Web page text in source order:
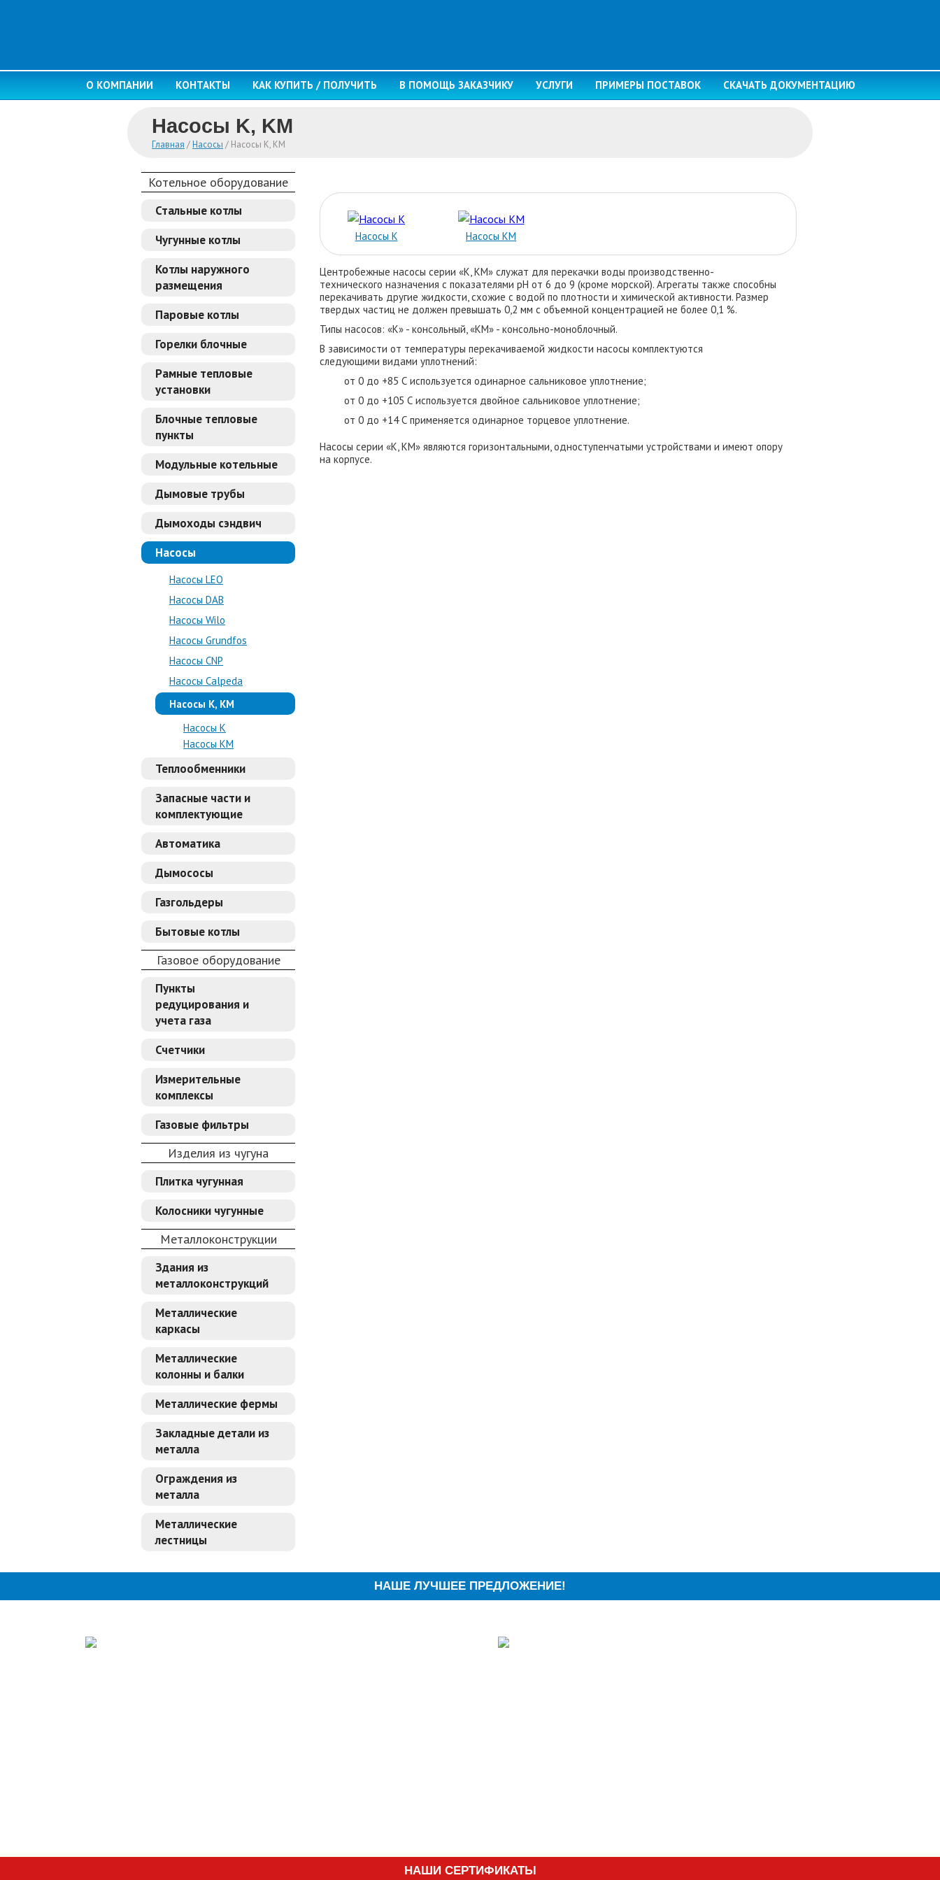
О КОМПАНИИ КОНТАКТЫ КАК КУПИТЬ / ПОЛУЧИТЬ В ПОМОЩЬ ЗАКАЗЧИКУ УСЛУГИ ПРИМЕРЫ ПОСТАВОК СКАЧАТЬ ДОКУМЕНТАЦИЮ
Насосы K, KM
Главная /Насосы / Насосы K, KM
Котельное оборудование
Стальные котлы
Чугунные котлы
Котлы наружного
размещения
Паровые котлы
Горелки блочные
Рамные тепловые
установки
Блочные тепловые
пункты
Модульные котельные
Дымовые трубы
Дымоходы сэндвич
Насосы
Насосы LEO
Насосы DAB
Насосы Wilo
Насосы Grundfos
Насосы CNP
Насосы Calpeda
Насосы K, KM
Насосы К
Насосы КM
Теплообменники
Запасные части и
комплектующие
Автоматика
Дымососы
Газгольдеры
Бытовые котлы
Газовое оборудование
Пункты
редуцирования и
учета газа
Счетчики
Измерительные
комплексы
Газовые фильтры
Изделия из чугуна
Плитка чугунная
Колосники чугунные
Металлоконструкции
Здания из
металлоконструкций
Металлические
каркасы
Металлические
колонны и балки
Металлические фермы
Закладные детали из
металла
Ограждения из
металла
Металлические
лестницы
Насосы К Насосы КM
Центробежные насосы серии «К, КМ» служат для перекачки воды производственно-
технического назначения с показателями pH от 6 до 9 (кроме морской). Агрегаты также способны
перекачивать другие жидкости, схожие с водой по плотности и химической активности. Размер
твердых частиц не должен превышать 0,2 мм с объемной концентрацией не более 0,1 %.
Типы насосов: «К» - консольный, «КМ» - консольно-моноблочный.
В зависимости от температуры перекачиваемой жидкости насосы комплектуются
следующими видами уплотнений:
от 0 до +85 С используется одинарное сальниковое уплотнение;
от 0 до +105 С используется двойное сальниковое уплотнение;
от 0 до +14 С применяется одинарное торцевое уплотнение.
Насосы серии «К, КМ» являются горизонтальными, одноступенчатыми устройствами и имеют опору
на корпусе.
НАШЕ ЛУЧШЕЕ ПРЕДЛОЖЕНИЕ!
НАШИ СЕРТИФИКАТЫ